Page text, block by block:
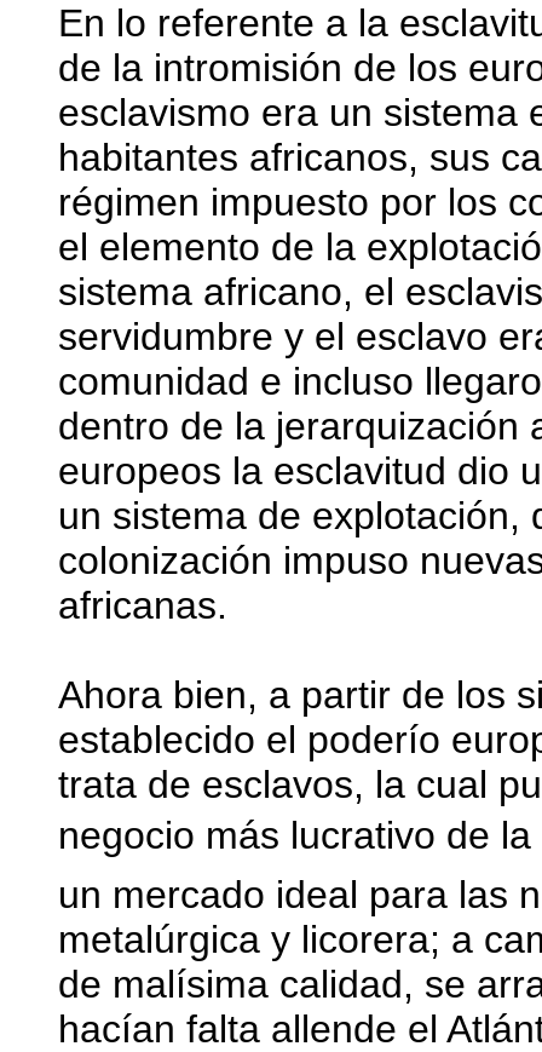
En lo referente a la
de la intromisión de los
esclavismo era un sistema
habitantes africanos, sus
régimen impuesto por los
el elemento de la
sistema africano, el
servidumbre y el esclavo
comunidad e incluso
dentro de la jerarquización
europeos la esclavitud dio
un sistema de explotación,
colonización impuso
africanas.
Ahora bien, a partir de los
establecido el poderío
trata de esclavos, la cual
negocio más lucrativo de la
un mercado ideal para las
metalúrgica y licorera; a
de malísima calidad, se
hacían falta allende el